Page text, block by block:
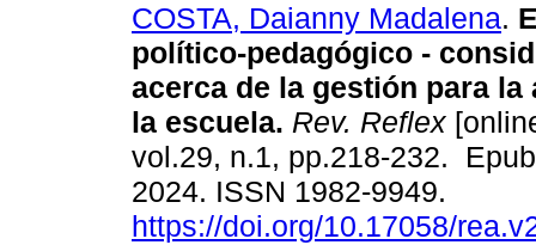
COSTA, Daianny Madalena.
político-pedagógico -
acerca de la gestión para la
la escuela. Rev. Reflex
vol.29, n.1, pp.218-232.
2024. ISSN 1982-9949.
https://doi.org/10.17058/